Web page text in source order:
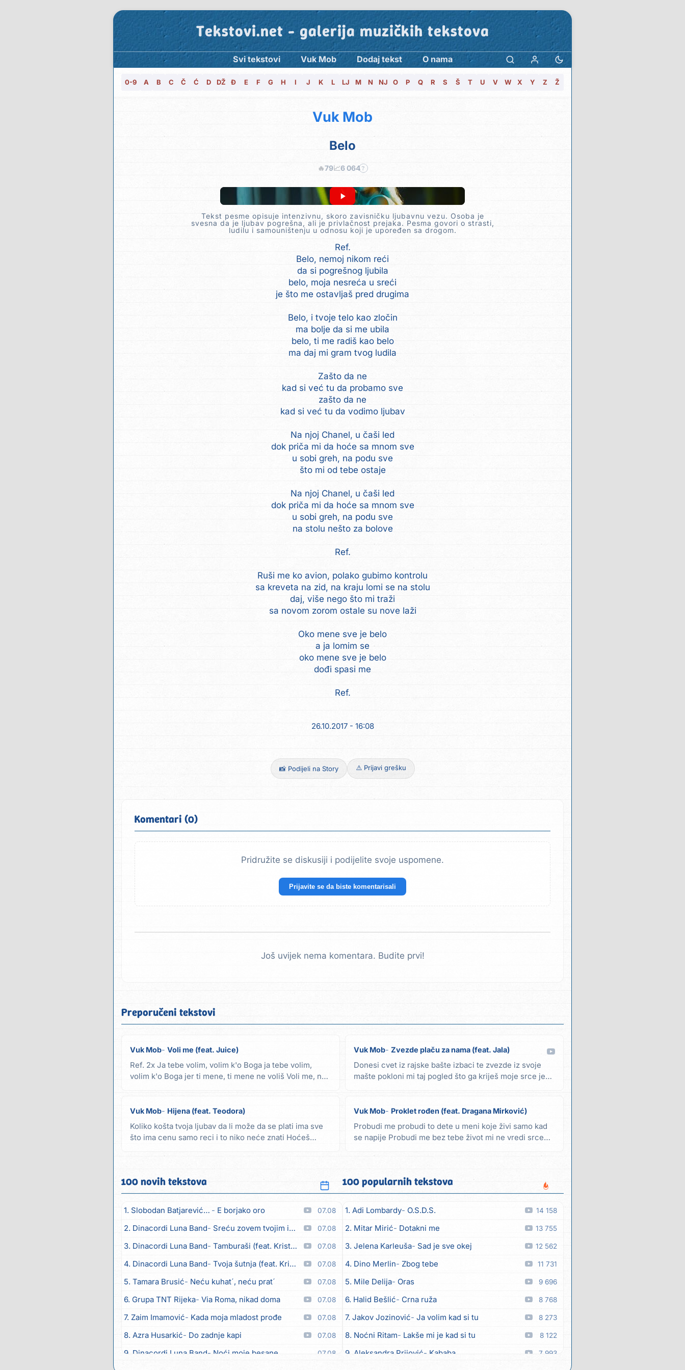
Tekstovi.net - galerija muzičkih tekstova
Svi tekstovi Vuk Mob Dodaj tekst O nama
0-9 A B C Č Ć D DŽ Đ E F G H I J K L LJ M N NJ O P Q R S Š T U V W X Y Z Ž
Vuk Mob
Belo
🔥79📈6 064 ?
Tekst pesme opisuje intenzivnu, skoro zavisničku ljubavnu vezu. Osoba je
svesna da je ljubav pogrešna, ali je privlačnost prejaka. Pesma govori o strasti,
ludilu i samouništenju u odnosu koji je upoređen sa drogom.
Ref.
Belo, nemoj nikom reći
da si pogrešnog ljubila
belo, moja nesreća u sreći
je što me ostavljaš pred drugima
Belo, i tvoje telo kao zločin
ma bolje da si me ubila
belo, ti me radiš kao belo
ma daj mi gram tvog ludila
Zašto da ne
kad si već tu da probamo sve
zašto da ne
kad si već tu da vodimo ljubav
Na njoj Chanel, u čaši led
dok priča mi da hoće sa mnom sve
u sobi greh, na podu sve
što mi od tebe ostaje
Na njoj Chanel, u čaši led
dok priča mi da hoće sa mnom sve
u sobi greh, na podu sve
na stolu nešto za bolove
Ref.
Ruši me ko avion, polako gubimo kontrolu
sa kreveta na zid, na kraju lomi se na stolu
daj, više nego što mi traži
sa novom zorom ostale su nove laži
Oko mene sve je belo
a ja lomim se
oko mene sve je belo
dođi spasi me
Ref.
26.10.2017 - 16:08
📸 Podijeli na Story ⚠️ Prijavi grešku
Komentari (0)
Pridružite se diskusiji i podijelite svoje uspomene.
Prijavite se da biste komentarisali
Još uvijek nema komentara. Budite prvi!
Preporučeni tekstovi
Vuk Mob Voli me (feat. Juice)
Ref. 2x Ja tebe volim, volim k'o Boga ja tebe volim,
volim k'o Boga jer ti mene, ti mene ne voliš Voli me, ne
Vuk Mob Zvezde plaču za nama (feat. Jala)
Donesi cvet iz rajske bašte izbaci te zvezde iz svoje
mašte pokloni mi taj pogled što ga kriješ moje srce je
Vuk Mob Hijena (feat. Teodora)
Koliko košta tvoja ljubav da li može da se plati ima sve
što ima cenu samo reci i to niko neće znati Hoćeš
Vuk Mob Proklet rođen (feat. Dragana Mirković)
Probudi me probudi to dete u meni koje živi samo kad
se napije Probudi me bez tebe život mi ne vredi srce
100 novih tekstova
1. Slobodan Batjarević Čobe E borjako oro 07.08
2. Dinacordi Luna Band Sreću zovem tvojim imenom (feat. Kristina Smetko) 07.08
3. Dinacordi Luna Band Tamburaši (feat. Kristina Smetko) 07.08
4. Dinacordi Luna Band Tvoja šutnja (feat. Kristina Smetko) 07.08
5. Tamara Brusić Neću kuhat´, neću prat´ 07.08
6. Grupa TNT Rijeka Via Roma, nikad doma 07.08
7. Zaim Imamović Kada moja mladost prođe 07.08
8. Azra Husarkić Do zadnje kapi 07.08
9. Dinacordi Luna Band Noći moje besane 07.08
100 popularnih tekstova
1. Adi Lombardy O.S.D.S. 14 158
2. Mitar Mirić Dotakni me 13 755
3. Jelena Karleuša Sad je sve okej 12 562
4. Dino Merlin Zbog tebe 11 731
5. Mile Delija Oras 9 696
6. Halid Bešlić Crna ruža 8 768
7. Jakov Jozinović Ja volim kad si tu 8 273
8. Noćni Ritam Lakše mi je kad si tu 8 122
9. Aleksandra Prijović Kababa 7 993